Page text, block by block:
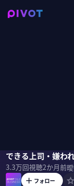
できる上司・嫌わ
3.3万回視聴2か月前
西原亮野嶋紗己子
フォロー